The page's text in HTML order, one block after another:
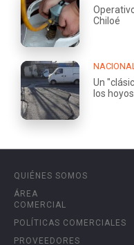
Chiloé
NACIONAL
Un
los
QUIÉNES SOMOS
ÁREA
COMERCIAL
POLÍTICAS COMERCIALES
PROVEEDORES